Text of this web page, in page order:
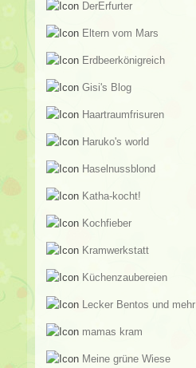
DerErfurter
Eltern vom Mars
Erdbeerkönigreich
Gisi's Blog
Haartraumfrisuren
Haruko's world
Haselnussblond
Katha-kocht!
Kochfieber
Kramwerkstatt
Küchenzaubereien
Lecker Bentos und mehr
mamas kram
Meine grüne Wiese